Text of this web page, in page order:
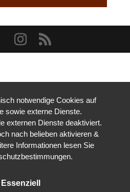
notwendige Cookies auf
sowie externe Dienste.
externen Dienste deaktiviert.
nach belieben aktivieren &
Informationen lesen Sie
Essenziell